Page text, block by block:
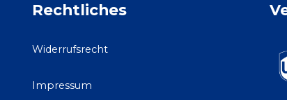
Rechtliches
Widerrufsrecht
Impressum